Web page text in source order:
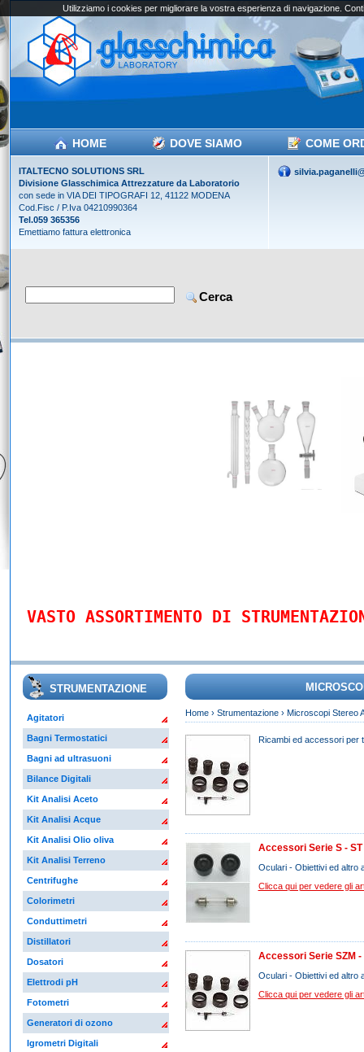
HOME DOVE SIAMO COME
ITALTECNO SOLUTIONS SRL
Divisione Glasschimica Attrezzature da Laboratorio
con sede in VIA DEI TIPOGRAFI 12, 41122 MODENA
Cod.Fisc / P.Iva 04210990364
Tel.059 365356
Emettiamo fattura elettronica
VASTO ASSORTIMENTO DI
STRUMENTAZIONE
Agitatori
Bagni Termostatici
Bagni ad ultrasuoni
Bilance Digitali
Kit Analisi Aceto
Kit Analisi Acque
Kit Analisi Olio oliva
Kit Analisi Terreno
Centrifughe
Colorimetri
Conduttimetri
Distillatori
Dosatori
Elettrodi pH
Fotometri
Generatori di ozono
Igrometri Digitali
Home› Strumentazione› Microscopi Stereo
Ricambi ed accessori per
Accessori Serie S -
Oculari - Obiettivi ed altro
Clicca qui per vedere gli
Accessori Serie SZM -
Oculari - Obiettivi ed altro
Clicca qui per vedere gli
Utilizziamo i cookies per migliorare la vostra esperienza di navigazione.